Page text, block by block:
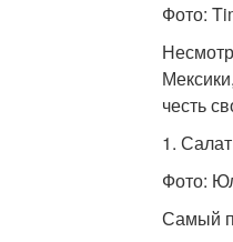
Фото:
честь
1.
Фото:
Самый